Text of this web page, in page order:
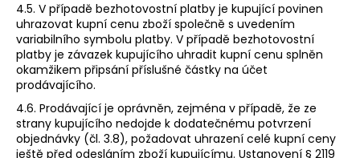
4.5. V případě bezhotovostní platby je kupující povinen
uhrazovat kupní cenu zboží společně s uvedením
variabilního symbolu platby. V případě bezhotovostní
platby je závazek kupujícího uhradit kupní cenu splněn
okamžikem připsání příslušné částky na účet
prodávajícího.
4.6. Prodávající je oprávněn, zejména v případě, že ze
strany kupujícího nedojde k dodatečnému potvrzení
objednávky (čl. 3.8), požadovat uhrazení celé kupní ceny
ještě před odesláním zboží kupujícímu. Ustanovení § 2119